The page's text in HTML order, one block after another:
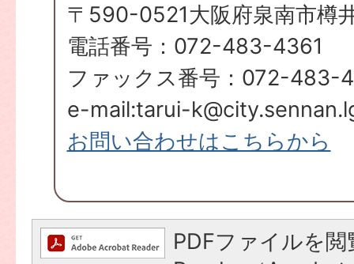
〒590-0521大阪府泉南市樽
電話番号：072-483-4361
ファックス番号：072-483-
e-mail:tarui-
お問い合わせはこちらから
PDFファイルを